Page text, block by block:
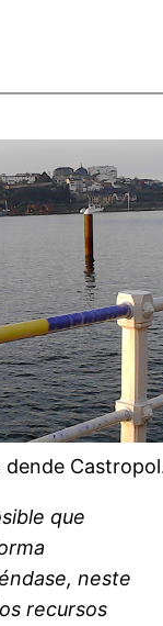
que
neste
recursos